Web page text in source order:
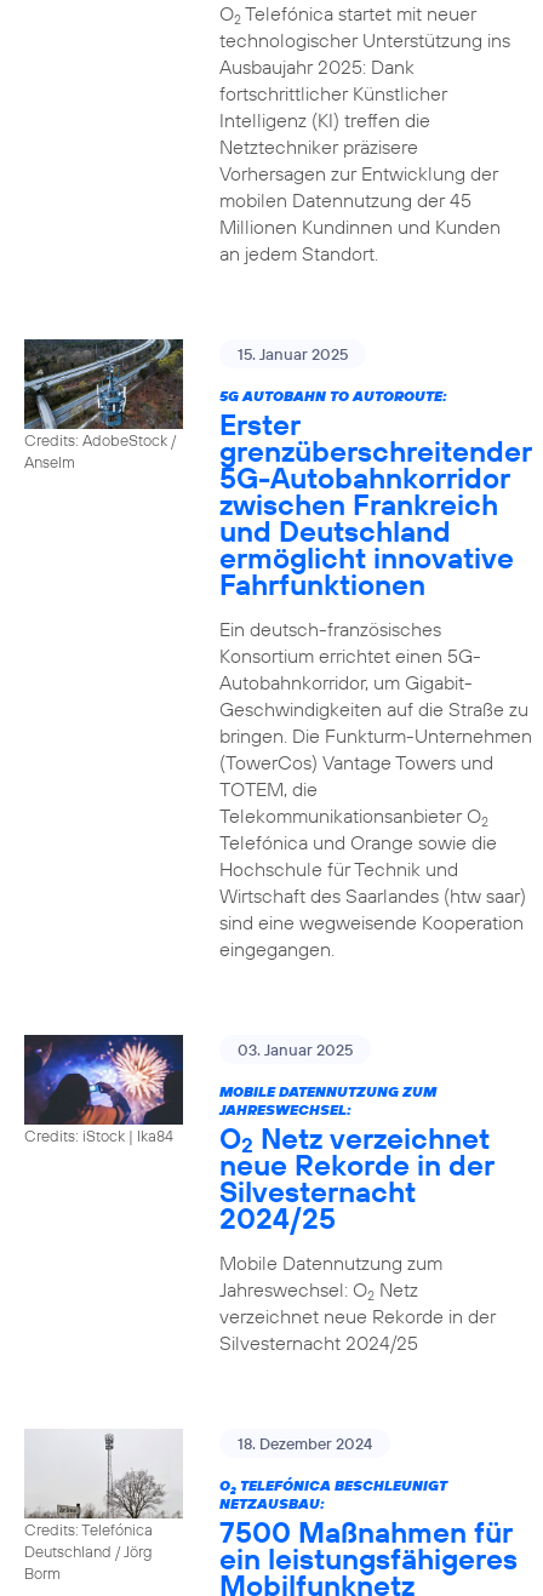
O2Telefónica startet mit neuer
technologischer Unterstützung ins
Ausbaujahr 2025: Dank
fortschrittlicher Künstlicher
Intelligenz (KI) treffen die
Netztechniker präzisere
Vorhersagen zur Entwicklung der
mobilen Datennutzung der 45
Millionen Kundinnen und Kunden
an jedem Standort.
Credits: AdobeStock /
Anselm
15. Januar 2025
5G AUTOBAHN TO AUTOROUTE:
Erster
grenzüberschreitender
5G-Autobahnkorridor
zwischen Frankreich
und Deutschland
ermöglicht innovative
Fahrfunktionen
Ein deutsch-französisches
Konsortium errichtet einen 5G-
Autobahnkorridor, um Gigabit-
Geschwindigkeiten auf die Straße zu
bringen. Die Funkturm-Unternehmen
(TowerCos) Vantage Towers und
TOTEM, die
Telekommunikationsanbieter O2
Telefónica und Orange sowie die
Hochschule für Technik und
Wirtschaft des Saarlandes (htw saar)
sind eine wegweisende Kooperation
eingegangen.
Credits: iStock | Ika84
03. Januar 2025
MOBILE DATENNUTZUNG ZUM
JAHRESWECHSEL:
O2 Netz verzeichnet
neue Rekorde in der
Silvesternacht
2024/25
Mobile Datennutzung zum
Jahreswechsel: O2Netz
verzeichnet neue Rekorde in der
Silvesternacht 2024/25
Credits: Telefónica
Deutschland / Jörg
Borm
18. Dezember 2024
O2TELEFÓNICA BESCHLEUNIGT
NETZAUSBAU:
7500 Maßnahmen für
ein leistungsfähigeres
Mobilfunknetz